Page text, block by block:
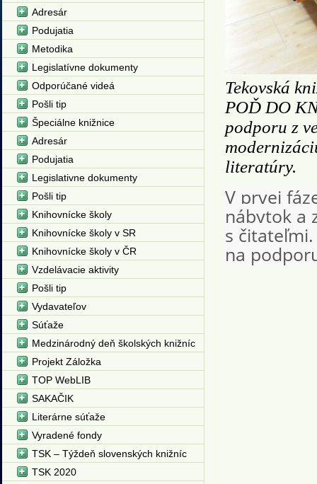
Tekovská
POĎ DO
podporu z
literatúry.
V prvej
nábytok a
s
na
Adresár
Podujatia
Metodika
Legislatívne dokumenty
Odporúčané videá
Pošli tip
Špeciálne knižnice
Adresár
Podujatia
Legislativne dokumenty
Pošli tip
Knihovnícke školy
Knihovnícke školy v SR
Knihovnícke školy v ČR
Vzdelávacie aktivity
Pošli tip
Vydavateľov
Súťaže
Medzinárodný deň školských knižníc
Projekt Záložka
TOP WebLIB
SAKAČIK
Literárne súťaže
Vyradené fondy
TSK – Týždeň slovenských knižníc
TSK 2020